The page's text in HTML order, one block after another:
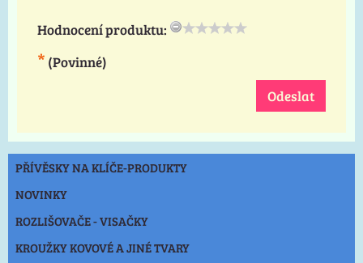
Hodnocení produktu:
* (Povinné)
Odeslat
PŘÍVĚSKY NA KLÍČE-PRODUKTY
NOVINKY
ROZLIŠOVAČE - VISAČKY
KROUŽKY KOVOVÉ A JINÉ TVARY